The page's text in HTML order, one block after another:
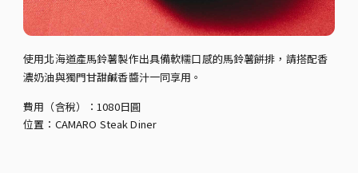
使用北海道產馬鈴薯製作出具備軟糯口感的馬鈴薯餅排，請搭配香
濃奶油與獨門甘甜鹹香醬汁一同享用。
費用（含稅）：1080日圓
位置：CAMARO Steak Diner